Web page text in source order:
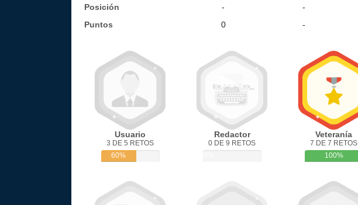
Posición
- -
Puntos
0 -
Usuario
3 DE 5 RETOS
60%
Redactor
0 DE 9 RETOS
Veteranía
7 DE 7 RETOS
100%